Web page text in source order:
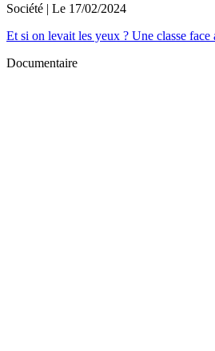
Société | Le 17/02/2024
Et si on levait les yeux ? Une classe face
Documentaire